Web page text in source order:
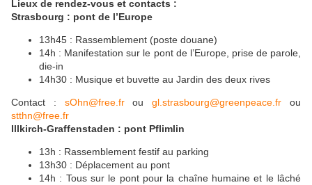
Lieux de rendez-vous et contacts :
Strasbourg : pont de l’Europe
13h45 : Rassemblement (poste douane)
14h : Manifestation sur le pont de l’Europe, prise de parole,
die-in
14h30 : Musique et buvette au Jardin des deux rives
Contact : sOhn@free.frougl.strasbourg@greenpeace.fr ou
stthn@free.fr
Illkirch-Graffenstaden : pont Pflimlin
13h : Rassemblement festif au parking
13h30 : Déplacement au pont
14h : Tous sur le pont pour la chaîne humaine et le lâché